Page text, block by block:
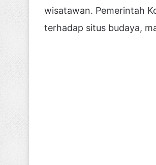
wisatawan. Pemerintah
terhadap situs budaya,